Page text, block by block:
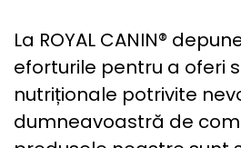
La ROYAL CANIN®
eforturile pentru a oferi
nutriționale potrivite
dumneavoastră de